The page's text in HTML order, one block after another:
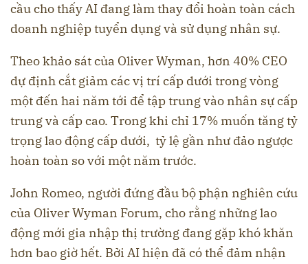
cầu cho thấy AI đang làm thay đổi hoàn toàn cách
doanh nghiệp tuyển dụng và sử dụng nhân sự.
Theo khảo sát của Oliver Wyman, hơn 40% CEO
dự định cắt giảm các vị trí cấp dưới trong vòng
một đến hai năm tới để tập trung vào nhân sự cấp
trung và cấp cao. Trong khi chỉ 17% muốn tăng tỷ
trọng lao động cấp dưới, tỷ lệ gần như đảo ngược
hoàn toàn so với một năm trước.
John Romeo, người đứng đầu bộ phận nghiên cứu
của Oliver Wyman Forum, cho rằng những lao
động mới gia nhập thị trường đang gặp khó khăn
hơn bao giờ hết. Bởi AI hiện đã có thể đảm nhận